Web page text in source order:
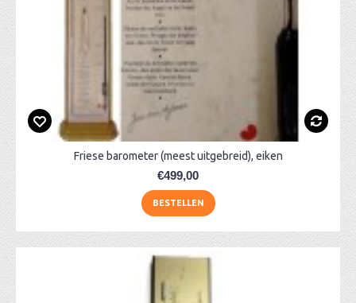
Friese barometer (meest uitgebreid), eiken
€499,00
BESTELLEN